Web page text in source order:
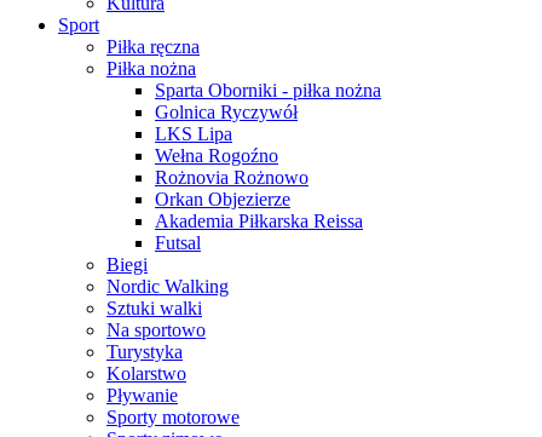
Sport
Piłka ręczna
Piłka nożna
Sparta Oborniki - piłka nożna
Golnica Ryczywół
LKS Lipa
Wełna Rogoźno
Rożnovia Rożnowo
Orkan Objezierze
Akademia Piłkarska Reissa
Futsal
Biegi
Nordic Walking
Sztuki walki
Na sportowo
Turystyka
Kolarstwo
Pływanie
Sporty motorowe